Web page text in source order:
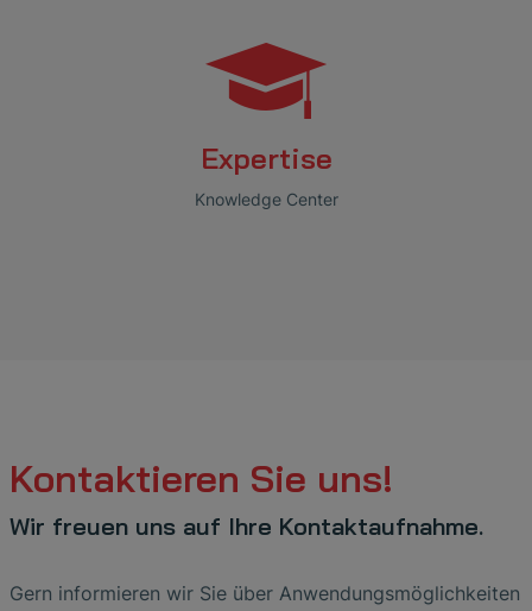
Expertise
Knowledge Center
Kontaktieren Sie uns!
Wir freuen uns auf Ihre Kontaktaufnahme.
Gern informieren wir Sie über Anwendungsmöglichkeiten